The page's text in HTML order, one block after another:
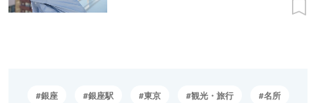
銀座 銀座駅 東京 観光・旅行 名所